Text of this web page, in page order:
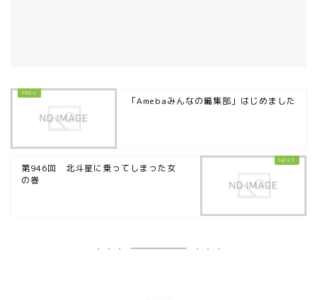
「Amebaみんなの編集部」はじめました
第946回 北斗星に乗ってしまった女
の巻